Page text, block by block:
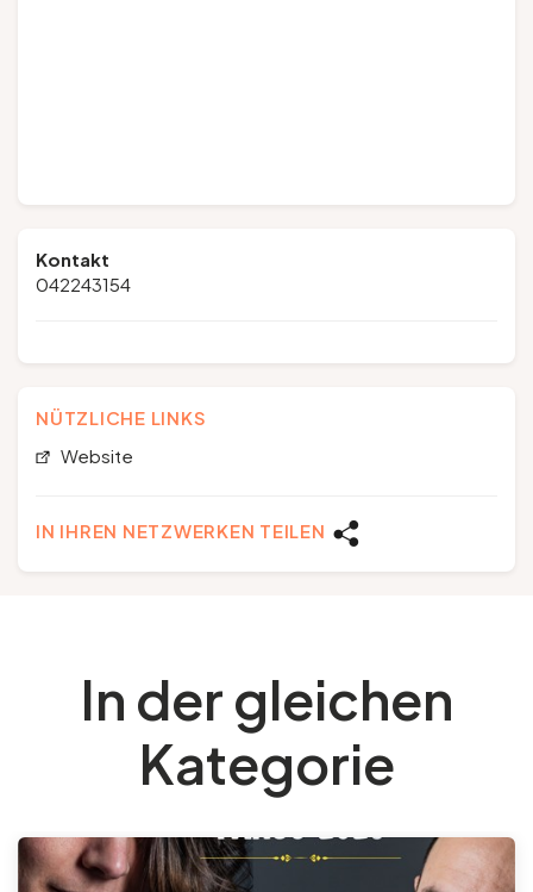
Kontakt
042243154
NÜTZLICHE LINKS
Website
IN IHREN NETZWERKEN TEILEN
In der gleichen
Kategorie